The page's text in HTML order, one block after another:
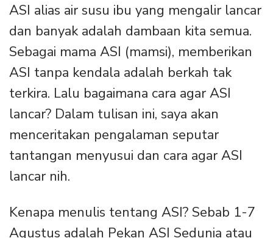
ASI alias air susu ibu yang mengalir lancar
dan banyak adalah dambaan kita semua.
Sebagai mama ASI (mamsi), memberikan
ASI tanpa kendala adalah berkah tak
terkira. Lalu bagaimana cara agar ASI
lancar? Dalam tulisan ini, saya akan
menceritakan pengalaman seputar
tantangan menyusui dan cara agar ASI
lancar nih.
Kenapa menulis tentang ASI? Sebab 1-7
Agustus adalah Pekan ASI Sedunia atau